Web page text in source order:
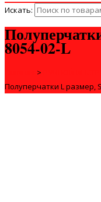
Искать:
8054-02-L
>
Полуперчатки L размер,